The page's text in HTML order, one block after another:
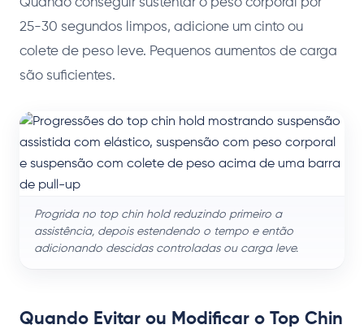
25-30 segundos limpos, adicione um cinto ou
colete de peso leve. Pequenos aumentos de carga
são suficientes.
Progrida no top chin hold reduzindo primeiro a
assistência, depois estendendo o tempo e então
adicionando descidas controladas ou carga leve.
Quando Evitar ou Modificar o Top Chin